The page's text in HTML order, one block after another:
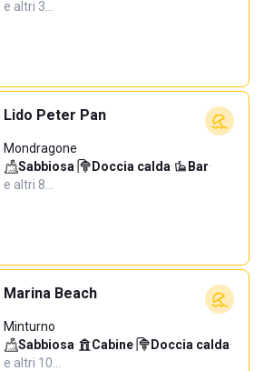
e altri 3…
Lido Peter Pan
Mondragone
Sabbiosa· Doccia calda· Bar·
e altri 8…
Marina Beach
Minturno
Sabbiosa· Cabine· Doccia calda·
e altri 10…